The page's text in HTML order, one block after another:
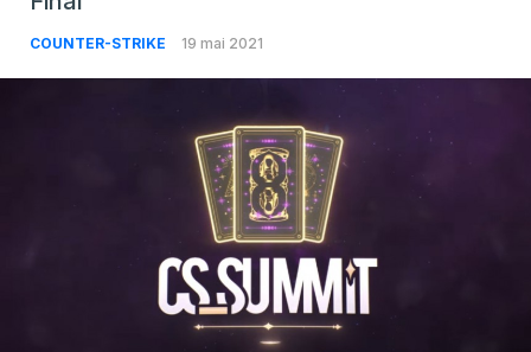
COUNTER-STRIKE 19 mai 2021